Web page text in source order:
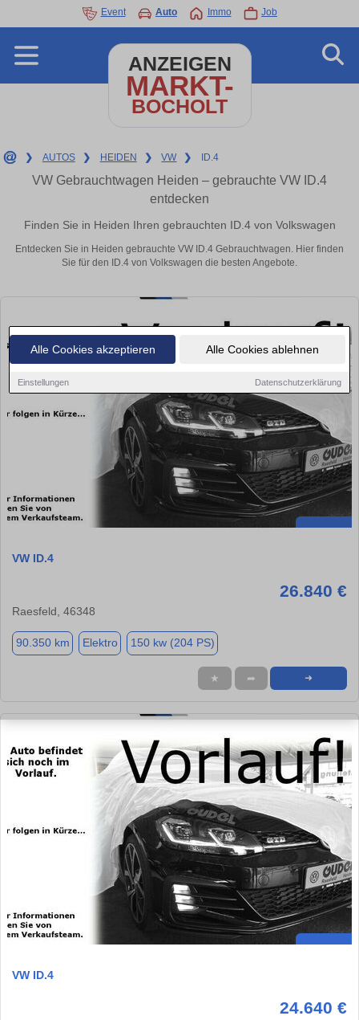
Alle Cookies akzeptieren Alle Cookies ablehnen
Einstellungen Datenschutzerklärung
Event Auto Immo Job
ANZEIGEN
MARKT-
BOCHOLT
❯ AUTOS ❯ HEIDEN ❯ VW ❯ ID.4
VW Gebrauchtwagen Heiden – gebrauchte VW ID.4
entdecken
Finden Sie in Heiden Ihren gebrauchten ID.4 von Volkswagen
Entdecken Sie in Heiden gebrauchte VW ID.4 Gebrauchtwagen. Hier finden
Sie für den ID.4 von Volkswagen die besten Angebote.
VW ID.4
26.840 €
Raesfeld, 46348
90.350 km Elektro 150 kw (204 PS)
★ ➦ ➜
VW ID.4
24.640 €